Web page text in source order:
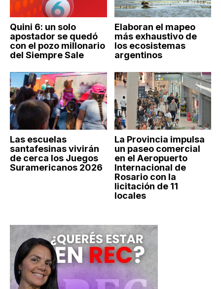
Quini 6: un solo
apostador se quedó
con el pozo millonario
del Siempre Sale
Elaboran el mapeo
más exhaustivo de
los ecosistemas
argentinos
Las escuelas
santafesinas vivirán
de cerca los Juegos
Suramericanos 2026
La Provincia impulsa
un paseo comercial
en el Aeropuerto
Internacional de
Rosario con la
licitación de 11
locales